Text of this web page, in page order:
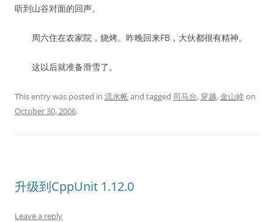
听到山谷对面的回声。
周六住在农家院，烧烤。昨晚回来FB，大伙都很有精神。
这以后就准备滑雪了。
This entry was posted in 流水帐 and tagged 司马台, 穿越,金山岭on
October 30, 2006.
升级到CppUnit 1.12.0
Leave a reply